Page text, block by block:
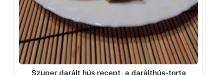
Szuper darált hús recept, a darálthús-torta